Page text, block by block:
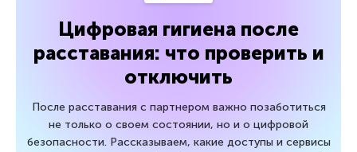
Цифровая гигиена после
расставания: что проверить и
отключить
После расставания с партнером важно позаботиться
не только о своем состоянии, но и о цифровой
безопасности. Рассказываем, какие доступы и сервисы